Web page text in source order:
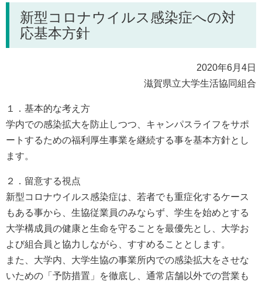
新型コロナウイルス感染症への対
応基本方針
2020年6月4日
滋賀県立大学生活協同組合
１．基本的な考え方
学内での感染拡大を防止しつつ、キャンパスライフをサポ
ートするための福利厚生事業を継続する事を基本方針とし
ます。
２．留意する視点
新型コロナウイルス感染症は、若者でも重症化するケース
もある事から、生協従業員のみならず、学生を始めとする
大学構成員の健康と生命を守ることを最優先とし、大学お
よび組合員と協力しながら、すすめることとします。
また、大学内、大学生協の事業所内での感染拡大をさせな
いための「予防措置」を徹底し、通常店舗以外での営業も